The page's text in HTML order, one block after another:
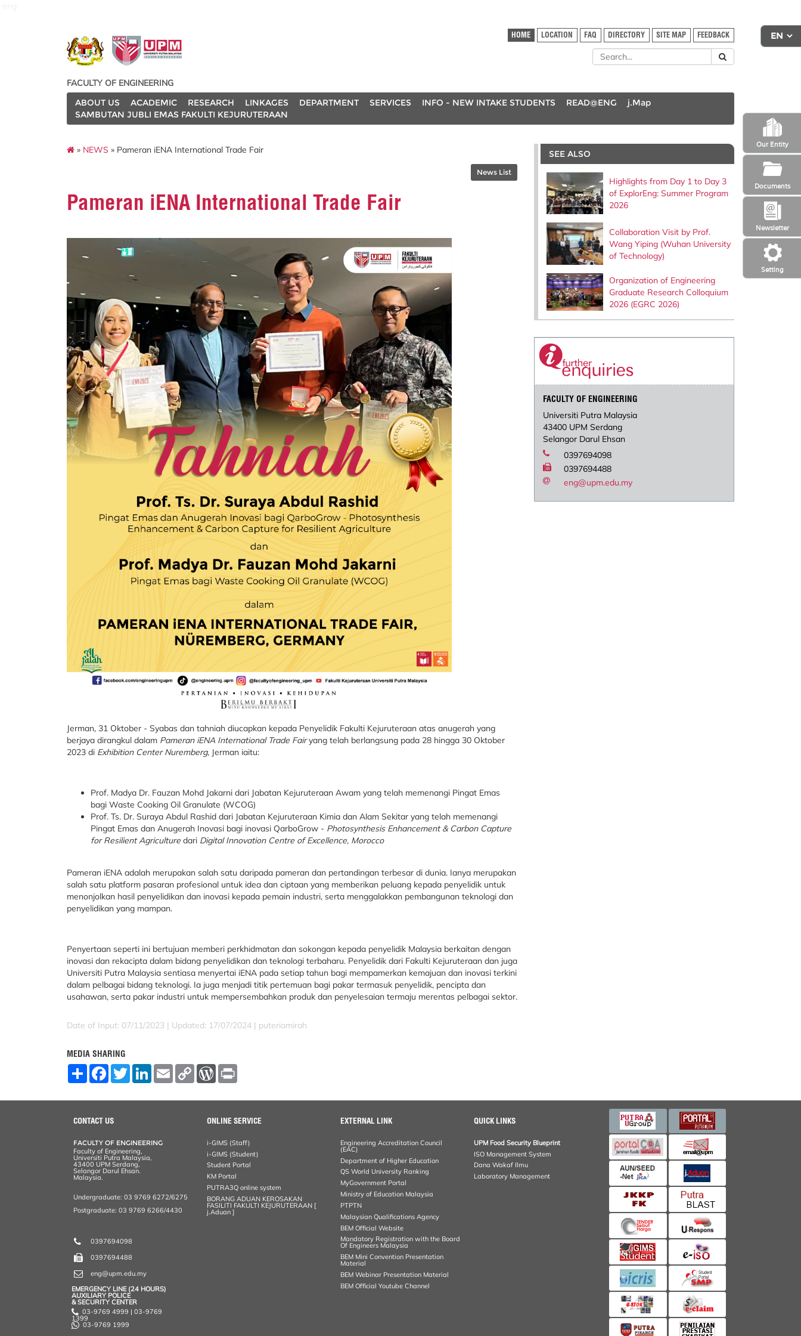
Setting
Newsletter
Our Entity
Documents
HOME LOCATION FAQ DIRECTORY SITE MAP FEEDBACK
FACULTY OF ENGINEERING
ABOUT US
ACADEMIC RESEARCH LINKAGES DEPARTMENT SERVICES INFO - NEW INTAKE STUDENTS READ@ENG
j.Map
SAMBUTAN JUBLI EMAS FAKULTI KEJURUTERAAN
» NEWS » Pameran iENA International Trade Fair
News List
Pameran iENA International Trade Fair
Jerman, 31 Oktober - Syabas dan tahniah diucapkan kepada Penyelidik Fakulti Kejuruteraan atas anugerah yang
berjaya dirangkul dalam Pameran iENA International Trade Fairyang telah berlangsung pada 28 hingga 30 Oktober
2023 di Exhibition Center Nuremberg, Jerman iaitu:
Prof. Madya Dr. Fauzan Mohd Jakarni dari Jabatan Kejuruteraan Awam yang telah memenangi Pingat Emas
bagi Waste Cooking Oil Granulate (WCOG)
Prof. Ts. Dr. Suraya Abdul Rashid dari Jabatan Kejuruteraan Kimia dan Alam Sekitar yang telah memenangi
Pingat Emas dan Anugerah Inovasi bagi inovasi QarboGrow - Photosynthesis Enhancement & Carbon Capture
for Resilient Agriculture dari Digital Innovation Centre of Excellence, Morocco
Pameran iENA adalah merupakan salah satu daripada pameran dan pertandingan terbesar di dunia. Ianya merupakan
salah satu platform pasaran profesional untuk idea dan ciptaan yang memberikan peluang kepada penyelidik untuk
menonjolkan hasil penyelidikan dan inovasi kepada pemain industri, serta menggalakkan pembangunan teknologi dan
penyelidikan yang mampan.
Penyertaan seperti ini bertujuan memberi perkhidmatan dan sokongan kepada penyelidik Malaysia berkaitan dengan
inovasi dan rekacipta dalam bidang penyelidikan dan teknologi terbaharu. Penyelidik dari Fakulti Kejuruteraan dan juga
Universiti Putra Malaysia sentiasa menyertai iENA pada setiap tahun bagi mempamerkan kemajuan dan inovasi terkini
dalam pelbagai bidang teknologi. Ia juga menjadi titik pertemuan bagi pakar termasuk penyelidik, pencipta dan
usahawan, serta pakar industri untuk mempersembahkan produk dan penyelesaian termaju merentas pelbagai sektor.
Date of Input: 07/11/2023 | Updated: 17/07/2024 | puteriamirah
MEDIA SHARING
S
F
o
o
T
w
L
E
m
C
W
r
e
s
SEE ALSO
Highlights from Day 1 to Day 3
of ExplorEng: Summer Program
2026
Collaboration Visit by Prof.
Wang Yiping (Wuhan University
of Technology)
Organization of Engineering
Graduate Research Colloquium
2026 (EGRC 2026)
FACULTY OF ENGINEERING
Universiti Putra Malaysia
43400 UPM Serdang
Selangor Darul Ehsan
0397694098
0397694488
eng@upm.edu.my
CONTACT US
FACULTY OF ENGINEERING
Faculty of Engineering,
Universiti Putra Malaysia,
43400 UPM Serdang,
Selangor Darul Ehsan.
Malaysia.
Undergraduate: 03 9769 6272/6275
Postgraduate: 03 9769 6266/4430
0397694098
0397694488
eng@upm.edu.my
EMERGENCY LINE (24 HOURS)
AUXILIARY POLICE
& SECURITY CENTER
03-9769 4999 | 03-9769
1399
03-9769 1999
ONLINE SERVICE
i-GIMS (Staff)
i-GIMS (Student)
Student Portal
KM Portal
PUTRA3Q online system
BORANG ADUAN KEROSAKAN
FASILITI FAKULTI KEJURUTERAAN [
j.Aduan ]
EXTERNAL LINK
Engineering Accreditation Council
(EAC)
Department of Higher Education
QS World University Ranking
MyGovernment Portal
Ministry of Education Malaysia
PTPTN
Malaysian Qualifications Agency
BEM Official Website
Mandatory Registration with the Board
Of Engineers Malaysia
BEM Mini Convention Presentation
Material
BEM Webinar Presentation Material
BEM Official Youtube Channel
QUICK LINKS
UPM Food Security Blueprint
ISO Management System
Dana Wakaf Ilmu
Laboratory Management